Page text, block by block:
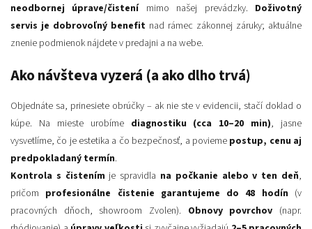
neodbornej úprave/čistenímimo našej prevádzky. Doživotný
servis je dobrovoľný benefit nad rámec zákonnej záruky; aktuálne
znenie podmienok nájdete v predajni a na webe.
Ako návšteva vyzerá (a ako dlho trvá)
Objednáte sa, prinesiete obrúčky – ak nie ste v evidencii, stačí doklad o
kúpe. Na mieste urobíme diagnostiku (cca 10–20 min), jasne
vysvetlíme, čo je estetika a čo bezpečnosť, a povieme postup, cenu aj
predpokladaný termín.
Kontrola s čistením je spravidla na počkanie alebo v ten deň,
pričom profesionálne čistenie garantujeme do 48 hodín (v
pracovných dňoch, showroom Zvolen). Obnovy povrchov (napr.